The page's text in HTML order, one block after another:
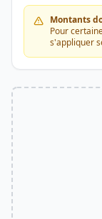
Montants
Pour
s'appliquer